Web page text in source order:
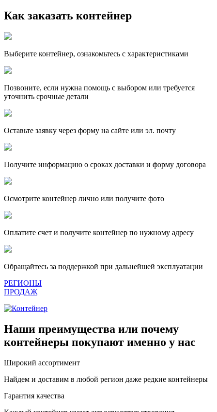
Как заказать контейнер
Выберите контейнер, ознакомьтесь с характеристиками
Позвоните, если нужна помощь с выбором или требуется
уточнить срочные детали
Оставьте заявку через форму на сайте или эл. почту
Получите информацию о сроках доставки и форму договора
Осмотрите контейнер лично или получите фото
Оплатите счет и получите контейнер по нужному адресу
Обращайтесь за поддержкой при дальнейшей эксплуатации
РЕГИОНЫ
ПРОДАЖ
Наши преимущества или почему
контейнеры покупают именно у нас
Широкий ассортимент
Найдем и доставим в любой регион даже редкие контейнеры
Гарантия качества